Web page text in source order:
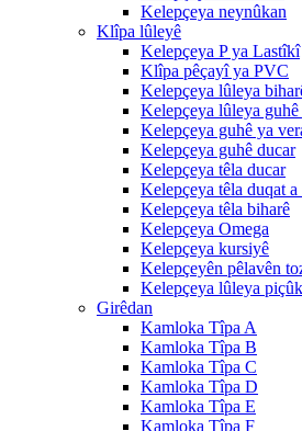
Kelepçeya neynûkan
Klîpa lûleyê
Kelepçeya P ya Lastîkî
Klîpa pêçayî ya PVC
Kelepçeya lûleya
Kelepçeya lûleya guhê
Kelepçeya guhê ya
Kelepçeya guhê ducar
Kelepçeya têla ducar
Kelepçeya têla duqat a
Kelepçeya têla biharê
Kelepçeya Omega
Kelepçeya kursiyê
Kelepçeyên pêlavên
Kelepçeya lûleya piçûk
Girêdan
Kamloka Tîpa A
Kamloka Tîpa B
Kamloka Tîpa C
Kamloka Tîpa D
Kamloka Tîpa E
Kamloka Tîpa F